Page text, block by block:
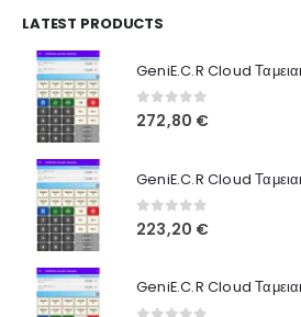
LATEST PRODUCTS
GeniE.C.R Cloud
0out of 5
272,80 €
GeniE.C.R Cloud
0out of 5
223,20 €
GeniE.C.R Cloud
Όροι Χρήσης
Τρόποι Αγοράς
Τρόποι Πληρωμής
Τρόποι Αποστολής
Ασφάλεια Πληρωμών